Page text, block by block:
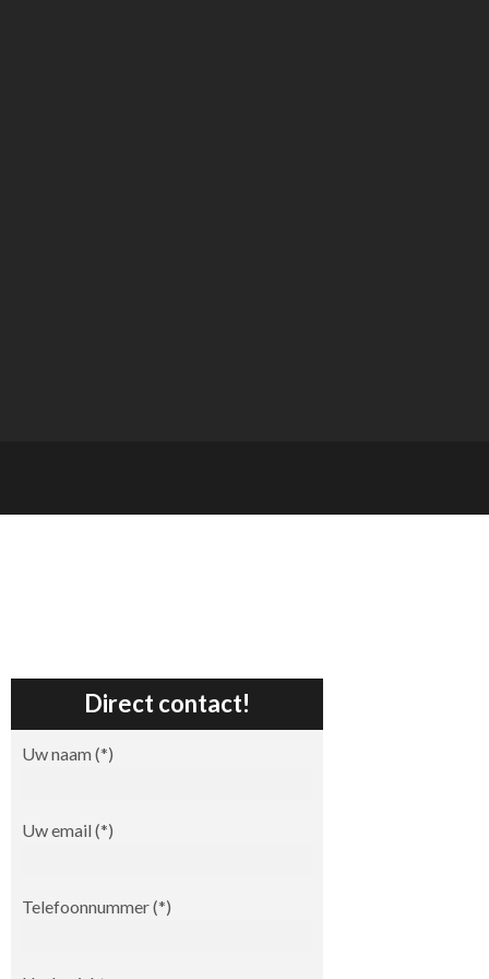
Direct contact!
Uw naam (*)
Uw email (*)
Telefoonnummer (*)